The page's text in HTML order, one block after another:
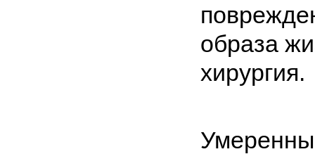
образа
хирургия.